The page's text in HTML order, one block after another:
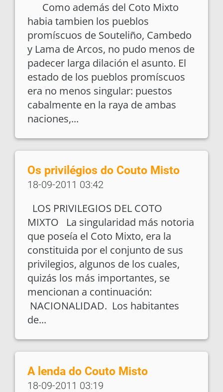
Como además del Coto Mixto
habia tambien los pueblos
promíscuos de Souteliño, Cambedo
y Lama de Arcos, no pudo menos de
padecer larga dilación el asunto. El
estado de los pueblos promíscuos
era no menos singular: puestos
cabalmente en la raya de ambas
naciones,...
Os privilégios do Couto Misto
18-09-2011 03:42
LOS PRIVILEGIOS DEL COTO
MIXTO La singularidad más notoria
que poseía el Coto Mixto, era la
constituida por el conjunto de sus
privilegios, algunos de los cuales,
quizás los más importantes, se
mencionan a continuación:
NACIONALIDAD. Los habitantes
de...
A lenda do Couto Misto
18-09-2011 03:19